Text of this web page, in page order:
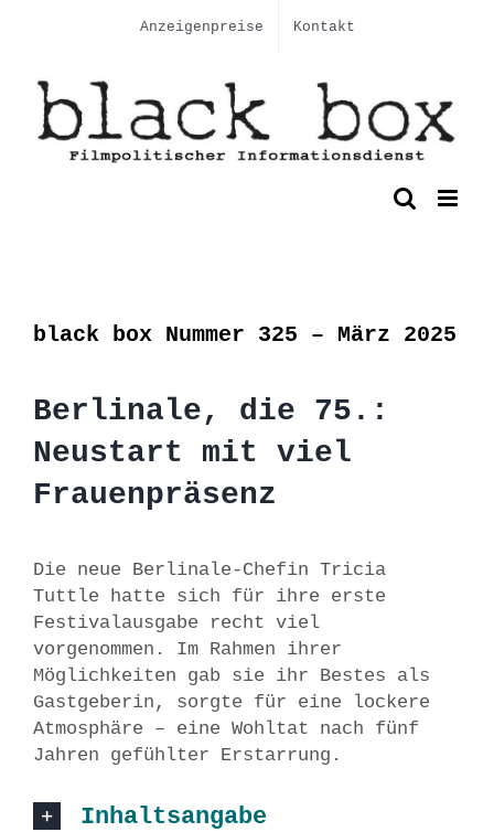
Anzeigenpreise Kontakt
black box Nummer 325 – März 2025
Berlinale, die 75.:
Neustart mit viel
Frauenpräsenz
Die neue Berlinale-Chefin Tricia
Tuttle hatte sich für ihre erste
Festivalausgabe recht viel
vorgenommen. Im Rahmen ihrer
Möglichkeiten gab sie ihr Bestes als
Gastgeberin, sorgte für eine lockere
Atmosphäre – eine Wohltat nach fünf
Jahren gefühlter Erstarrung.
Inhaltsangabe